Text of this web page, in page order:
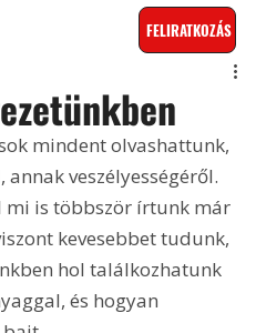
FELIRATKOZÁS
mindent olvashattunk,
veszélyességéről.
mi is többször írtunk már
kevesebbet tudunk,
hol találkozhatunk
és hogyan